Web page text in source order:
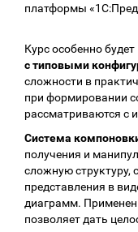
платформы
Курс особенно
с типовыми
сложности в
при формировании
рассматриваются с
Система
получения и
сложную структуру,
представления в
диаграмм.
позволяет дать